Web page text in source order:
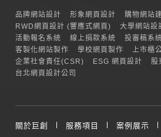
品牌網站設計 形象網頁設計 購物網站
RWD網頁設計 (響應式網頁)
大學網站設
活動報名系統
線上捐款系統 投審稿系
客製化網站製作
學校網頁製作
上市櫃
企業社會責任(CSR)
ESG 網頁設計 股
台北網頁設計公司
關於巨創 服務項目 案例展示